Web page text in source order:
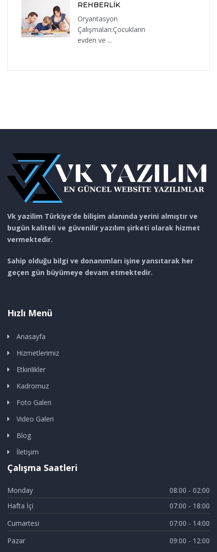
REHBERLİK
Oryantasyon
Çalışmaları:Çocukların
evden ve ...
Vk yazilim Türkiye’de bilişim alanında yerini almıştır ve
bugün kaliteli ve güvenilir yazılım şirketi olarak hizmet
vermektedir.
Sahip olduğu bilgi ve donanımları işine yansıtarak her
geçen gün büyümeye devam etmektedir.
Hızlı Menü
Anasayfa
Hizmetlerimiz
Etkinlikler
Kadromuz
Foto Galeri
Video Galeri
Blog
İletişim
Çalışma Saatleri
Monday
08:00 - 02:00
Hafta İçi
07:00 - 18:00
Cumartesi
07:00 - 14:00
Pazar
09:00 - 12:00